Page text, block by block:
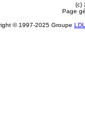
(c)
Page
© 1997-2025 Groupe